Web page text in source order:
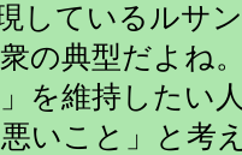
しているルサ
の典型だよね
を維持したい
いこと」と考